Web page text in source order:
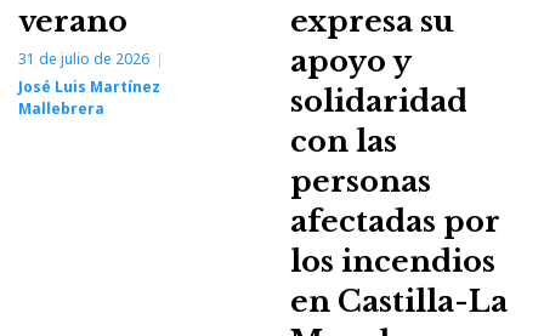
verano
31 de julio de 2026
José Luis Martínez
Mallebrera
expresa su
apoyo y
solidaridad
con las
personas
afectadas por
los incendios
en Castilla-La